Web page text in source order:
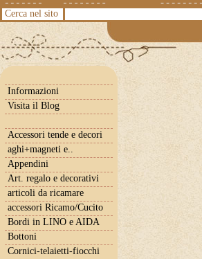
Cerca nel sito
Informazioni
Visita il Blog
Accessori tende e decori
aghi+magneti e..
Appendini
Art. regalo e decorativi
articoli da ricamare
accessori Ricamo/Cucito
Bordi in LINO e AIDA
Bottoni
Cornici-telaietti-fiocchi